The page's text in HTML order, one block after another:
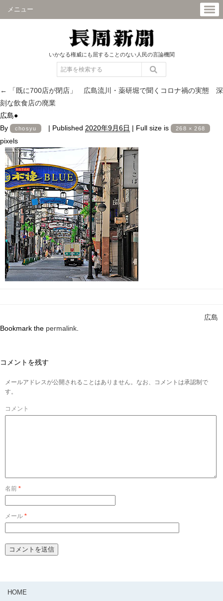
メニュー
いかなる権威にも屈することのない人民の言論機関
←
「既に700店が閉店」 広島流川・薬研堀で聞くコロナ禍の実態 深
刻な飲食店の廃業
広島●
By
chosyu | Published 2020年9月6日 | Full size is 268 × 268
pixels
広島
Bookmark the permalink
コメントを残す
メールアドレスが公開されることはありません。なお、コメントは承認制で
す。
コメント
名前 *
メール *
HOME